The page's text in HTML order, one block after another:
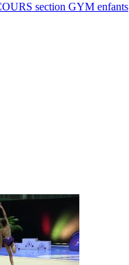
section GYM enfants